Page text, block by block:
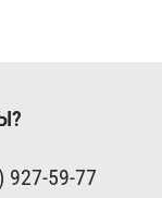
927-59-77